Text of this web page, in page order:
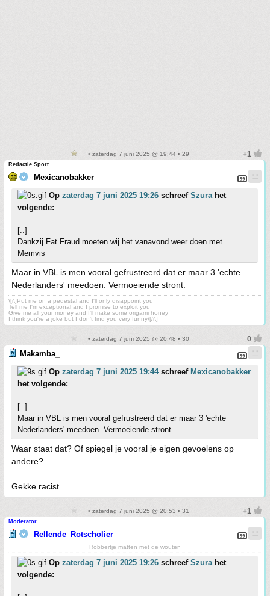
• zaterdag 7 juni 2025 @ 19:44 • 29
Redactie Sport
Mexicanobakker
Op zaterdag 7 juni 2025 19:26 schreef Szurahet
volgende:
[..]
Dankzij Fat Fraud moeten wij het vanavond weer doen met
Memvis
Maar in VBL is men vooral gefrustreerd dat er maar 3 'echte
Nederlanders' meedoen. Vermoeiende stront.
\[i\]Put me on a pedestal and I'll only disappoint you
Tell me I'm exceptional and I promise to exploit you
Give me all your money and I'll make some origami honey
I think you're a joke but I don't find you very funny\[/i\]
• zaterdag 7 juni 2025 @ 20:48 • 30
Makamba_
Op zaterdag 7 juni 2025 19:44schreef Mexicanobakker
het volgende:
[..]
Maar in VBL is men vooral gefrustreerd dat er maar 3 'echte
Nederlanders' meedoen. Vermoeiende stront.
Waar staat dat? Of spiegel je vooral je eigen gevoelens op
andere?
Gekke racist.
• zaterdag 7 juni 2025 @ 20:53 • 31
Moderator
Rellende_Rotscholier
Robbertje matten met de wouten
Op zaterdag 7 juni 2025 19:26 schreef Szurahet
volgende: